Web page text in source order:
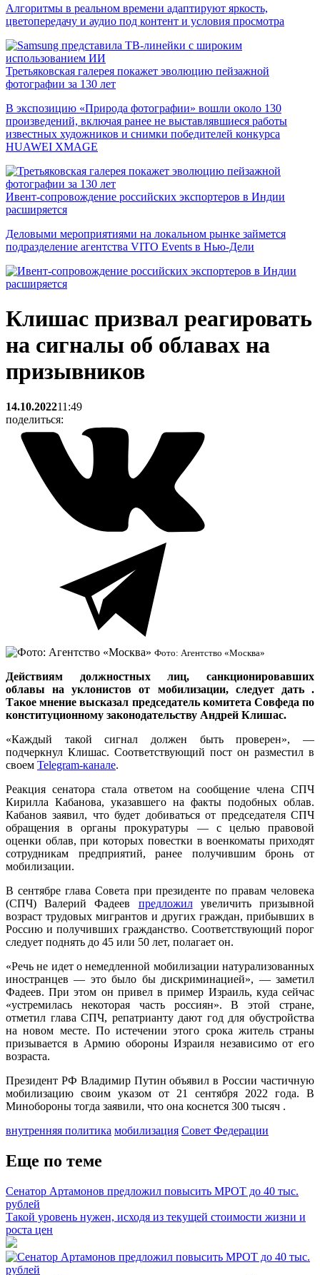
Алгоритмы в реальном времени адаптируют яркость,
цветопередачу и аудио под контент и условия просмотра
Третьяковская галерея покажет эволюцию пейзажной
фотографии за 130 лет
В экспозицию «Природа фотографии» вошли около 130
произведений, включая ранее не выставлявшиеся работы
известных художников и снимки победителей конкурса
HUAWEI XMAGE
Ивент-сопровождение российских экспортеров в Индии
расширяется
Деловыми мероприятиями на локальном рынке займется
подразделение агентства VITO Events в Нью-Дели
Клишас призвал реагировать
на сигналы об облавах на
призывников
14.10.202211:49
поделиться:
Фото: Агентство «Москва»
Действиям должностных лиц, санкционировавших
облавы на уклонистов от мобилизации, следует дать .
Такое мнение высказал председатель комитета Совфеда по
конституционному законодательству Андрей Клишас.
«Каждый такой сигнал должен быть проверен», —
подчеркнул Клишас. Соответствующий пост он разместил в
своем Telegram-канале.
Реакция сенатора стала ответом на сообщение члена СПЧ
Кирилла Кабанова, указавшего на факты подобных облав.
Кабанов заявил, что будет добиваться от председателя СПЧ
обращения в органы прокуратуры — с целью правовой
оценки облав, при которых повестки в военкоматы приходят
сотрудникам предприятий, ранее получившим бронь от
мобилизации.
В сентябре глава Совета при президенте по правам человека
(СПЧ) Валерий Фадеев предложилувеличить призывной
возраст трудовых мигрантов и других граждан, прибывших в
Россию и получивших гражданство. Соответствующий порог
следует поднять до 45 или 50 лет, полагает он.
«Речь не идет о немедленной мобилизации натурализованных
иностранцев — это было бы дискриминацией», — заметил
Фадеев. При этом он привел в пример Израиль, куда сейчас
«устремилась некоторая часть россиян». В этой стране,
отметил глава СПЧ, репатрианту дают год для обустройства
на новом месте. По истечении этого срока житель страны
призывается в Армию обороны Израиля независимо от его
возраста.
Президент РФ Владимир Путин объявил в России частичную
мобилизацию своим указом от 21 сентября 2022 года. В
Минобороны тогда заявили, что она коснется 300 тысяч .
внутренняя политика мобилизация Совет Федерации
Еще по теме
Сенатор Артамонов предложил повысить МРОТ до 40 тыс.
рублей
Такой уровень нужен, исходя из текущей стоимости жизни и
роста цен